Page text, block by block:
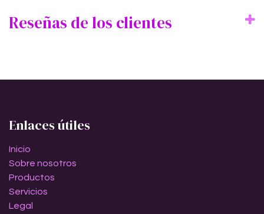
Reseñas de los clientes
Enlaces útiles
Inicio
Sobre nosotros
Productos
Servicios
Legal